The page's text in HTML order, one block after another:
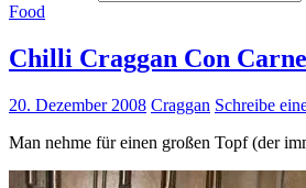
Food
Chilli Craggan Con Carne
20. Dezember 2008 Craggan Schreibe
Man nehme für einen großen Topf (der